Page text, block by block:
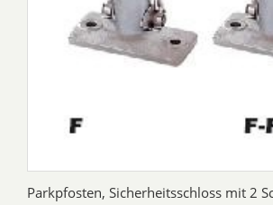
Parkpfosten, Sicherheitsschloss mit 2